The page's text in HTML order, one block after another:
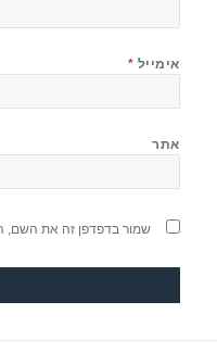
אימייל *
אתר
שמור בדפדפן זה את השם,